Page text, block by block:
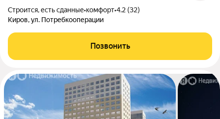
Строится, есть сданные•комфорт•4.2 (32)
Киров, ул. Потребкооперации
Позвонить